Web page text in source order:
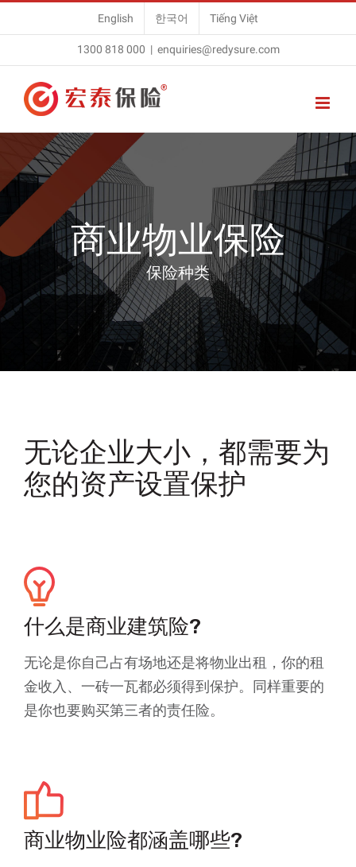
to
English 한국어 Tiếng Việt
1300 818 000 | enquiries@redysure.com
商业物业保险
保险种类
无论企业大小，都需要为
您的资产设置保护
什么是商业建筑险?
无论是你自己占有场地还是将物业出租，你的租
金收入、一砖一瓦都必须得到保护。同样重要的
是你也要购买第三者的责任险。
商业物业险都涵盖哪些?